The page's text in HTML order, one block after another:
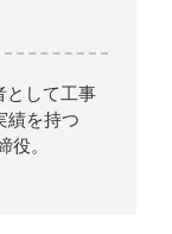
として工事
績を持つ
役。